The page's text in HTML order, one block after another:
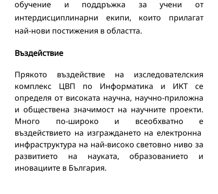
обучение и поддръжка за учени от
интердисциплинарни екипи, които прилагат
най-нови постижения в областта.
Въздействие
Прякото въздействие на изследователския
комплекс ЦВП по Информатика и ИКТ се
определя от високата научна, научно-приложна
и обществена значимост на научните проекти.
Много по-широко и всеобхватно е
въздействието на изграждането на електронна
инфраструктура на най-високо световно ниво за
развитието на науката, образованието и
иновациите в България.